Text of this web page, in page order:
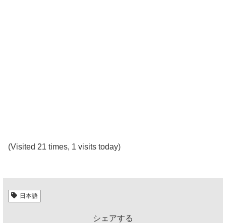
(Visited 21 times, 1 visits today)
日本語
シェアする